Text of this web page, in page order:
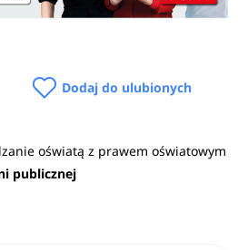
Dodaj do ulubionych
oświatą z prawem oświatowym
publicznej